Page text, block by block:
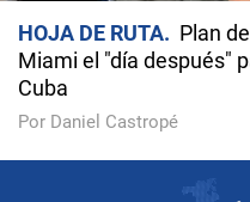
HOJA DE RUTA
Plan
Miami el "día después"
Cuba
Por Daniel Castropé